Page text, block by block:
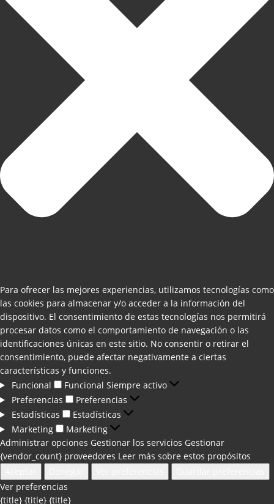
Para ofrecer las mejores experiencias, utilizamos tecnologías como
las cookies para almacenar y/o acceder a la información del
dispositivo. El consentimiento de estas tecnologías nos permitirá
procesar datos como el comportamiento de navegación o las
identificaciones únicas en este sitio. No consentir o retirar el
consentimiento, puede afectar negativamente a ciertas
características y funciones.
Funcional
Funcional Siempre activo
Preferencias
Preferencias
Estadísticas
Estadísticas
Marketing
Marketing
Administrar opciones Gestionar los servicios Gestionar
{vendor_count} proveedores Leer más sobre estos propósitos
Ver preferencias
{title} {title} {title}